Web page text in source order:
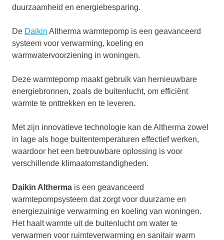
duurzaamheid en energiebesparing.
De Daikin Altherma warmtepomp is een geavanceerd
systeem voor verwarming, koeling en
warmwatervoorziening in woningen.
Deze warmtepomp maakt gebruik van hernieuwbare
energiebronnen, zoals de buitenlucht, om efficiënt
warmte te onttrekken en te leveren.
Met zijn innovatieve technologie kan de Altherma zowel
in lage als hoge buitentemperaturen effectief werken,
waardoor het een betrouwbare oplossing is voor
verschillende klimaatomstandigheden.
Daikin Altherma is een geavanceerd
warmtepompsysteem dat zorgt voor duurzame en
energiezuinige verwarming en koeling van woningen.
Het haalt warmte uit de buitenlucht om water te
verwarmen voor ruimteverwarming en sanitair warm